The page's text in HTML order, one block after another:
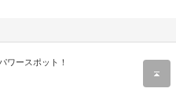
ワースポット！